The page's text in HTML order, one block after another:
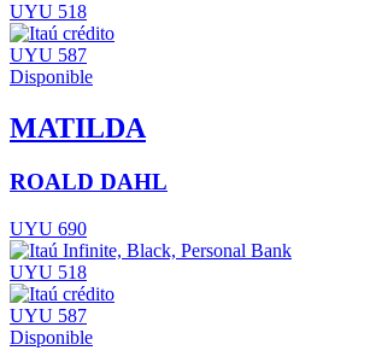
UYU 518
UYU 587
Disponible
MATILDA
ROALD DAHL
UYU 690
UYU 518
UYU 587
Disponible